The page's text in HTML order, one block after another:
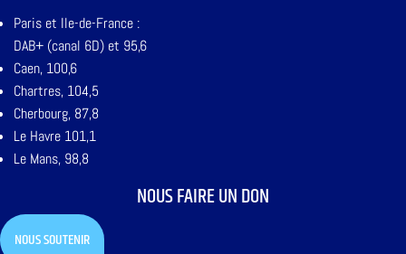
Paris et Ile-de-France :
DAB+ (canal 6D) et 95,6
Caen, 100,6
Chartres, 104,5
Cherbourg, 87,8
Le Havre 101,1
Le Mans, 98,8
NOUS FAIRE UN DON
NOUS SOUTENIR